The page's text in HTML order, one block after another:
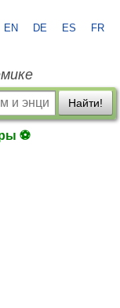
EN DE ES FR
Найти!
⚽